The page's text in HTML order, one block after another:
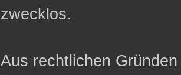
zwecklos.
Aus rechtlichen